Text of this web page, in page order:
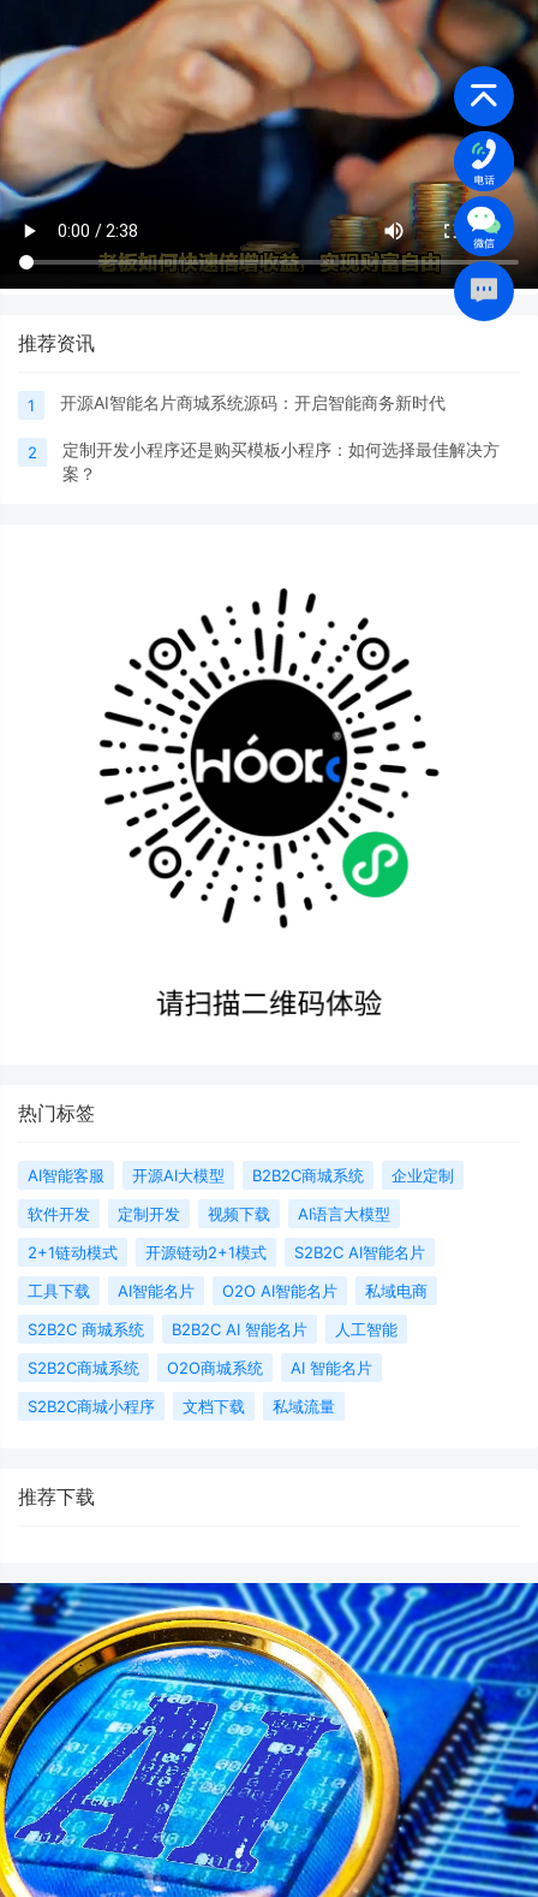
推荐资讯
1 开源AI智能名片商城系统源码：开启智能商务新时代
2
定制开发小程序还是购买模板小程序：如何选择最佳解决方
案？
热门标签
AI智能客服 开源AI大模型 B2B2C商城系统
企业定制
软件开发
定制开发 视频下载
AI语言大模型
2+1链动模式
开源链动2+1模式
S2B2C AI智能名片
工具下载
AI智能名片 O2O AI智能名片
私域电商
S2B2C 商城系统
B2B2C AI 智能名片
人工智能
S2B2C商城系统
O2O商城系统
AI 智能名片
S2B2C商城小程序
文档下载 私域流量
推荐下载